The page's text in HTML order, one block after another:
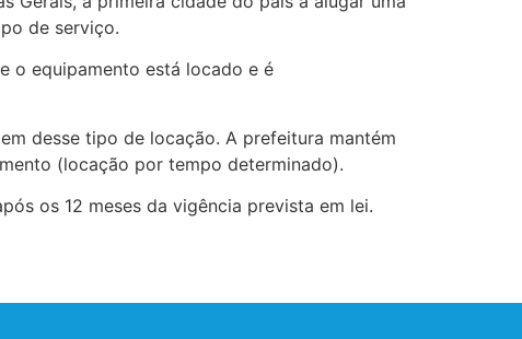
de serviço.
o equipamento está locado e é
desse tipo de locação. A prefeitura mantém
(locação por tempo determinado).
os 12 meses da vigência prevista em lei.